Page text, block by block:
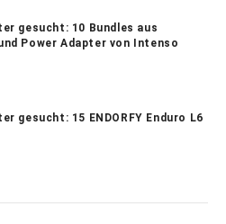
gesucht: 10 Bundles aus
Power Adapter von Intenso
gesucht: 15 ENDORFY Enduro L6